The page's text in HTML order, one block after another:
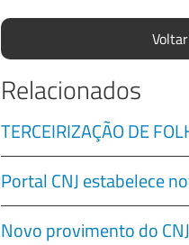
Voltar
Relacionados
TERCEIRIZAÇÃO DE
Portal CNJ estabelece
Novo provimento do CNJ